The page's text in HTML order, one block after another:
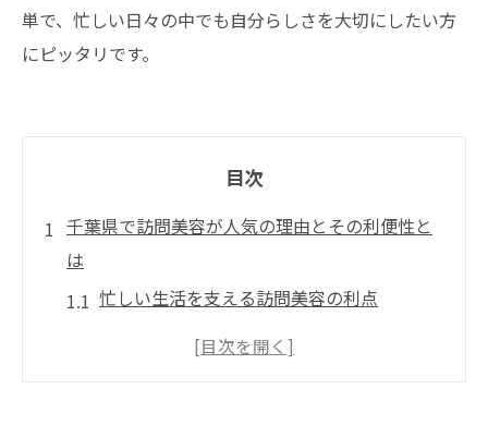
単で、忙しい日々の中でも自分らしさを大切にしたい方
にピッタリです。
目次
千葉県で訪問美容が人気の理由とその利便性と
は
忙しい生活を支える訪問美容の利点
千葉県特有の訪問美容サービスの魅力